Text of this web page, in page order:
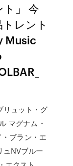
」 今
レント
Music
リュット・グ
マグナム・
ブラン・エ
ュNVブルー